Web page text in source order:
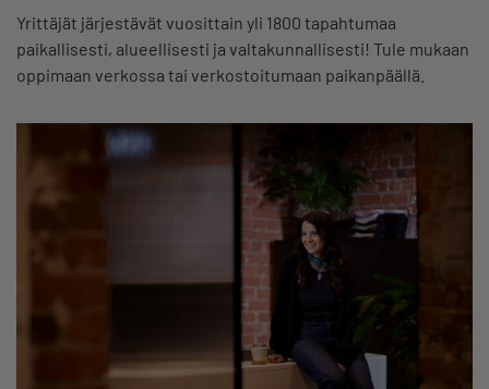
Yrittäjät järjestävät vuosittain yli 1800 tapahtumaa
paikallisesti, alueellisesti ja valtakunnallisesti! Tule mukaan
oppimaan verkossa tai verkostoitumaan paikanpäällä.